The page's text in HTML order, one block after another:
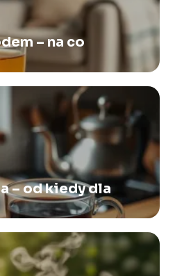
– na co
– od kiedy dla